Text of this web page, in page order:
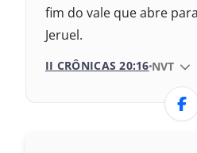
fim do vale que abre
Jeruel.
II CRÔNICAS 20:16 VERSÃO DA BÍBLIA
NVT
VERSÃO